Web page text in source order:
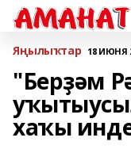
Яңылыҡтар 18 ИЮНЯ
"Берҙәм
хаҡы